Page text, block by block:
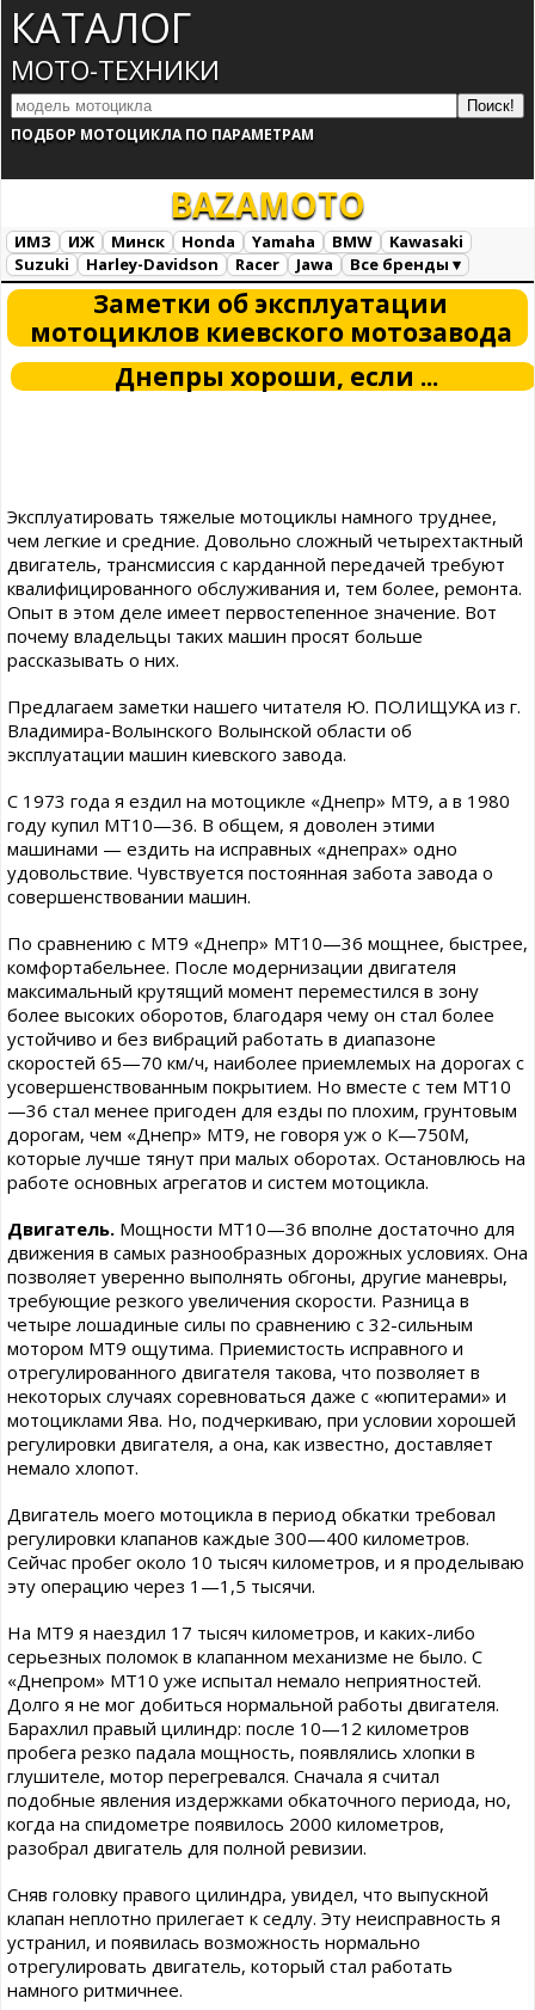
КАТАЛОГ
МОТО-ТЕХНИКИ
ПОДБОР МОТОЦИКЛА ПО ПАРАМЕТРАМ
BAZAMOTO
ИМЗ ИЖ Минск Honda Yamaha BMW
Kawasaki
Suzuki
Harley-Davidson Racer Jawa
Все бренды ▾
Все марки
Загрузка...
Заметки об эксплуатации
мотоциклов киевского мотозавода
Днепры хороши, если ...
Эксплуатировать тяжелые мотоциклы намного труднее,
чем легкие и средние. Довольно сложный четырехтактный
двигатель, трансмиссия с карданной передачей требуют
квалифицированного обслуживания и, тем более, ремонта.
Опыт в этом деле имеет первостепенное значение. Вот
почему владельцы таких машин просят больше
рассказывать о них.
Предлагаем заметки нашего читателя Ю. ПОЛИЩУКА из г.
Владимира-Волынского Волынской области об
эксплуатации машин киевского завода.
С 1973 года я ездил на мотоцикле «Днепр» МТ9, а в 1980
году купил МТ10—36. В общем, я доволен этими
машинами — ездить на исправных «днепрах» одно
удовольствие. Чувствуется постоянная забота завода о
совершенствовании машин.
По сравнению с МТ9 «Днепр» МТ10—36 мощнее, быстрее,
комфортабельнее. После модернизации двигателя
максимальный крутящий момент переместился в зону
более высоких оборотов, благодаря чему он стал более
устойчиво и без вибраций работать в диапазоне
скоростей 65—70 км/ч, наиболее приемлемых на дорогах с
усовершенствованным покрытием. Но вместе с тем МТ10
—36 стал менее пригоден для езды по плохим, грунтовым
дорогам, чем «Днепр» МТ9, не говоря уж о К—750М,
которые лучше тянут при малых оборотах. Остановлюсь на
работе основных агрегатов и систем мотоцикла.
Двигатель. Мощности МТ10—36 вполне достаточно для
движения в самых разнообразных дорожных условиях. Она
позволяет уверенно выполнять обгоны, другие маневры,
требующие резкого увеличения скорости. Разница в
четыре лошадиные силы по сравнению с 32-сильным
мотором МТ9 ощутима. Приемистость исправного и
отрегулированного двигателя такова, что позволяет в
некоторых случаях соревноваться даже с «юпитерами» и
мотоциклами Ява. Но, подчеркиваю, при условии хорошей
регулировки двигателя, а она, как известно, доставляет
немало хлопот.
Двигатель моего мотоцикла в период обкатки требовал
регулировки клапанов каждые 300—400 километров.
Сейчас пробег около 10 тысяч километров, и я проделываю
эту операцию через 1—1,5 тысячи.
На МТ9 я наездил 17 тысяч километров, и каких-либо
серьезных поломок в клапанном механизме не было. С
«Днепром» МТ10 уже испытал немало неприятностей.
Долго я не мог добиться нормальной работы двигателя.
Барахлил правый цилиндр: после 10—12 километров
пробега резко падала мощность, появлялись хлопки в
глушителе, мотор перегревался. Сначала я считал
подобные явления издержками обкаточного периода, но,
когда на спидометре появилось 2000 километров,
разобрал двигатель для полной ревизии.
Сняв головку правого цилиндра, увидел, что выпускной
клапан неплотно прилегает к седлу. Эту неисправность я
устранил, и появилась возможность нормально
отрегулировать двигатель, который стал работать
намного ритмичнее.